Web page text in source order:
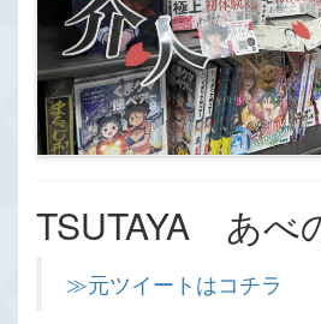
TSUTAYA あべ
≫元ツイートはコチラ